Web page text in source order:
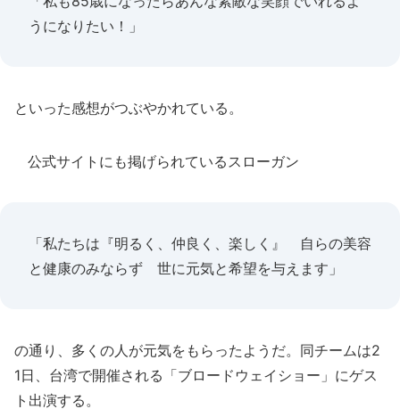
うになりたい！」
といった感想がつぶやかれている。
公式サイトにも掲げられているスローガン
「私たちは『明るく、仲良く、楽しく』 自らの美容
と健康のみならず 世に元気と希望を与えます」
の通り、多くの人が元気をもらったようだ。同チームは2
1日、台湾で開催される「ブロードウェイショー」にゲス
ト出演する。